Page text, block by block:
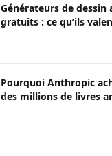
Générateurs de dessin
gratuits : ce qu’ils
Pourquoi Anthropic
des millions de livres